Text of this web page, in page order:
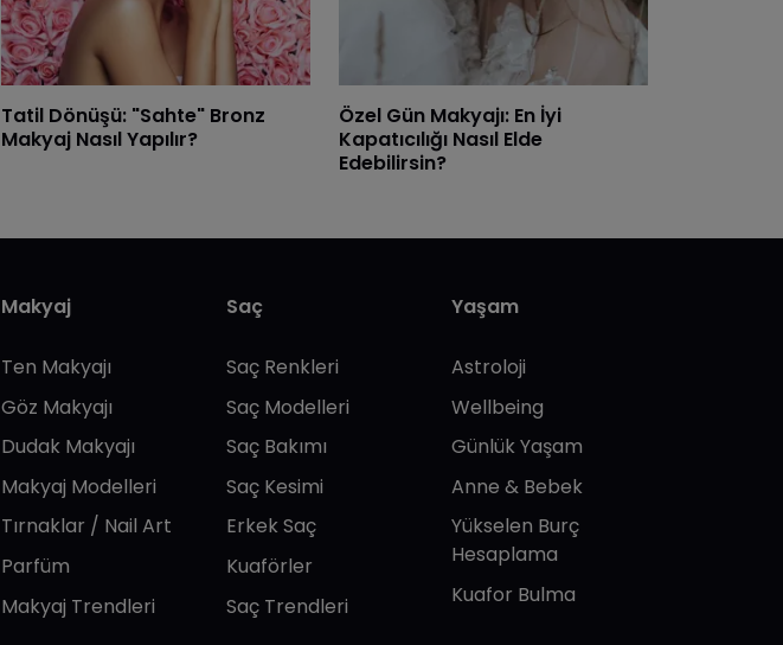
Tatil Dönüşü: "Sahte" Bronz
Makyaj Nasıl Yapılır?
Özel Gün Makyajı: En İyi
Kapatıcılığı Nasıl Elde
Edebilirsin?
Makyaj
Ten Makyajı
Göz Makyajı
Dudak Makyajı
Makyaj Modelleri
Tırnaklar / Nail Art
Parfüm
Makyaj Trendleri
Saç
Saç Renkleri
Saç Modelleri
Saç Bakımı
Saç Kesimi
Erkek Saç
Kuaförler
Saç Trendleri
Yaşam
Astroloji
Wellbeing
Günlük Yaşam
Anne & Bebek
Yükselen Burç
Hesaplama
Kuafor Bulma